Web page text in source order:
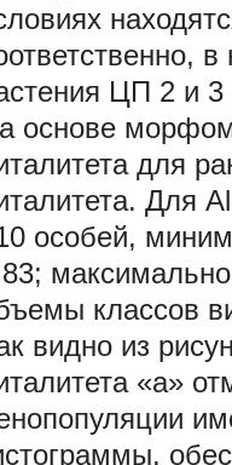
ЦП 2 и 3
основе
для
Для
особей,
классов
видно из
«а»